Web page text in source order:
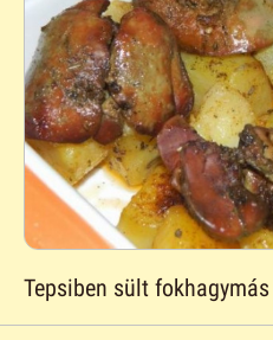
Tepsiben sült